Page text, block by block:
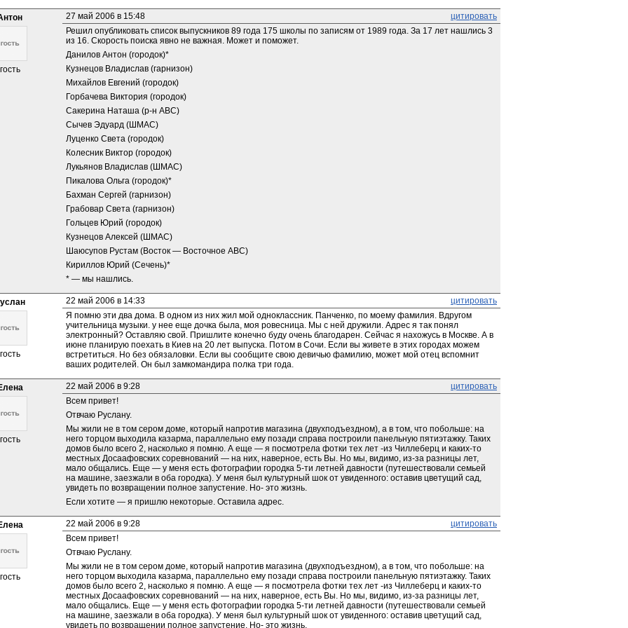
гость
27 май 2006 в 15:48
цитировать
Решил опубликовать список выпускников 89 года 175 школы по записям от 1989 года. За 17 лет нашлись 3
из 16. Скорость поиска явно не важная. Может и поможет.
Данилов Антон (городок)*
Кузнецов Владислав (гарнизон)
Михайлов Евгений (городок)
Горбачева Виктория (городок)
Сакерина Наташа (р-н АВС)
Сычев Эдуард (ШМАС)
Луценко Света (городок)
Колесник Виктор (городок)
Лукьянов Владислав (ШМАС)
Пикалова Ольга (городок)*
Бахман Сергей (гарнизон)
Грабовар Света (гарнизон)
Гольцев Юрий (городок)
Кузнецов Алексей (ШМАС)
Шаюсупов Рустам (Восток — Восточное АВС)
Кириллов Юрий (Сечень)*
* — мы нашлись.
гость
22 май 2006 в 14:33
цитировать
Я помню эти два дома. В одном из них жил мой одноклассник. Панченко, по моему фамилия. Вдругом
учительница музыки. у нее еще дочка была, моя ровесница. Мы с ней дружили. Адрес я так понял
электронный? Оставляю свой. Пришлите конечно буду очень благодарен. Сейчас я нахожусь в Москве. А в
июне планирую поехать в Киев на 20 лет выпуска. Потом в Сочи. Если вы живете в этих городах можем
встретиться. Но без обязаловки. Если вы сообщите свою девичью фамилию, может мой отец вспомнит
ваших родителей. Он был замкомандира полка три года.
гость
22 май 2006 в 9:28
цитировать
Всем привет!
Отвчаю Руслану.
Мы жили не в том сером доме, который напротив магазина (двухподъездном), а в том, что побольше: на
него торцом выходила казарма, параллельно ему позади справа построили панельную пятиэтажку. Таких
домов было всего 2, насколько я помню. А еще — я посмотрела фотки тех лет -из Чиллеберц и каких-то
местных Досаафовских соревнований — на них, наверное, есть Вы. Но мы, видимо, из-за разницы лет,
мало общались. Еще — у меня есть фотографии городка 5-ти летней давности (путешествовали семьей
на машине, заезжали в оба городка). У меня был культурный шок от увиденного: оставив цветущий сад,
увидеть по возвращении полное запустение. Но- это жизнь.
Если хотите — я пришлю некоторые. Оставила адрес.
гость
22 май 2006 в 9:28
цитировать
Всем привет!
Отвчаю Руслану.
Мы жили не в том сером доме, который напротив магазина (двухподъездном), а в том, что побольше: на
него торцом выходила казарма, параллельно ему позади справа построили панельную пятиэтажку. Таких
домов было всего 2, насколько я помню. А еще — я посмотрела фотки тех лет -из Чиллеберц и каких-то
местных Досаафовских соревнований — на них, наверное, есть Вы. Но мы, видимо, из-за разницы лет,
мало общались. Еще — у меня есть фотографии городка 5-ти летней давности (путешествовали семьей
на машине, заезжали в оба городка). У меня был культурный шок от увиденного: оставив цветущий сад,
увидеть по возвращении полное запустение. Но- это жизнь.